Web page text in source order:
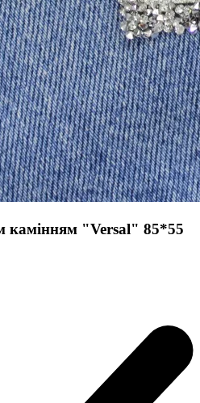
камінням "Versal" 85*55